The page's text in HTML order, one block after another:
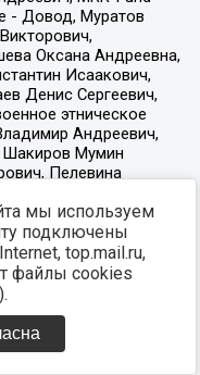
мы используем
подключены
top.mail.ru,
файлы cookies
).